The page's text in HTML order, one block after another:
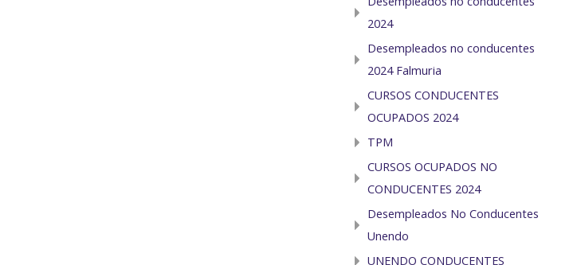
2024
Desempleados no conducentes
2024 Falmuria
CURSOS CONDUCENTES
OCUPADOS 2024
TPM
CURSOS OCUPADOS NO
CONDUCENTES 2024
Desempleados No Conducentes
Unendo
UNENDO CONDUCENTES